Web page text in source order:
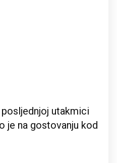
utakmici
je na gostovanju kod